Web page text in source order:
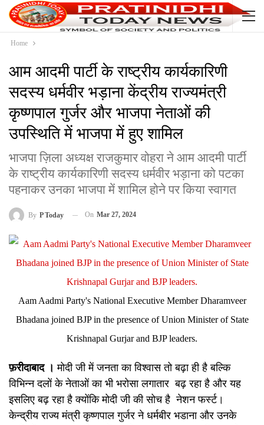
Home
आम आदमी पार्टी के राष्ट्रीय कार्यकारिणी
सदस्य धर्मवीर भड़ाना केंद्रीय राज्यमंत्री
कृष्णपाल गुर्जर और भाजपा नेताओं की
उपस्थिति में भाजपा में हुए शामिल
भाजपा ज़िला अध्यक्ष राजकुमार वोहरा ने आम आदमी पार्टी
के राष्ट्रीय कार्यकारिणी सदस्य धर्मवीर भड़ाना को पटका
पहनाकर उनका भाजपा में शामिल होने पर किया स्वागत
By P Today On Mar 27, 2024
Aam Aadmi Party's National Executive Member Dharamveer
Bhadana joined BJP in the presence of Union Minister of State
Krishnapal Gurjar and BJP leaders.
फ़रीदाबाद । मोदी जी में जनता का विश्वास तो बढ़ा ही है बल्कि
विभिन्न दलों के नेताओं का भी भरोसा लगातार बढ़ रहा है और यह
इसलिए बढ़ रहा है क्योंकि मोदी जी की सोच है नेशन फर्स्ट।
केन्द्रीय राज्य मंत्री कृष्णपाल गुर्जर ने धर्मबीर भडाना और उनके